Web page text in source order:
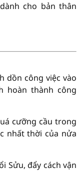
cho bản thân
dồn công việc vào
hoàn thành công
cưỡng cầu trong
nhất thời của nửa
Sửu, đẩy cách vận